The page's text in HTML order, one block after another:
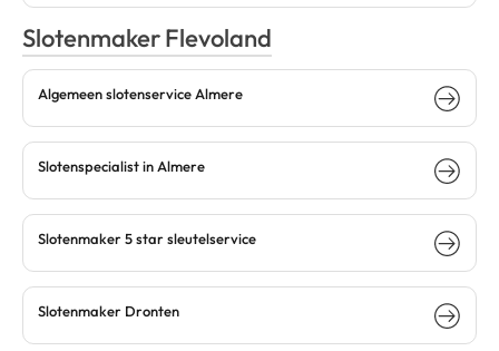
Slotenmaker Flevoland
Algemeen slotenservice Almere
Slotenspecialist in Almere
Slotenmaker 5 star sleutelservice
Slotenmaker Dronten